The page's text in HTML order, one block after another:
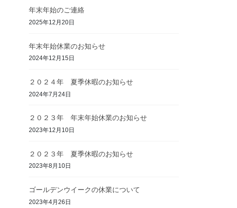
年末年始のご連絡
2025年12月20日
年末年始休業のお知らせ
2024年12月15日
２０２４年 夏季休暇のお知らせ
2024年7月24日
２０２３年 年末年始休業のお知らせ
2023年12月10日
２０２３年 夏季休暇のお知らせ
2023年8月10日
ゴールデンウイークの休業について
2023年4月26日